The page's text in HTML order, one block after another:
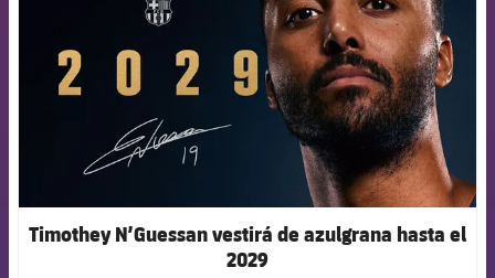
Timothey N’Guessan vestirá de azulgrana hasta el
2029